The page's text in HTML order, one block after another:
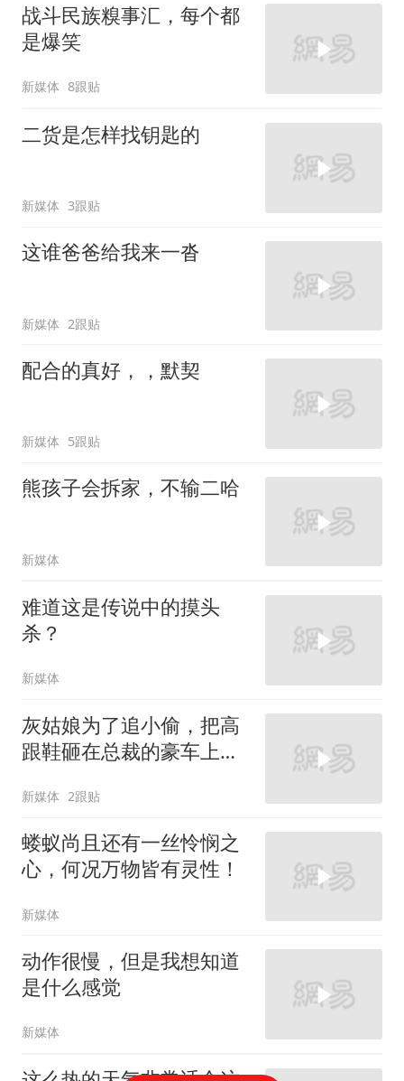
战斗民族糗事汇，每个都
是爆笑
新媒体 8跟贴
二货是怎样找钥匙的
新媒体 3跟贴
这谁爸爸给我来一沓
新媒体 2跟贴
配合的真好，，默契
新媒体 5跟贴
熊孩子会拆家，不输二哈
新媒体
难道这是传说中的摸头
杀？
新媒体
灰姑娘为了追小偷，把高
跟鞋砸在总裁的豪车上，
新媒体 2跟贴
蝼蚁尚且还有一丝怜悯之
心，何况万物皆有灵性！
新媒体
动作很慢，但是我想知道
是什么感觉
新媒体